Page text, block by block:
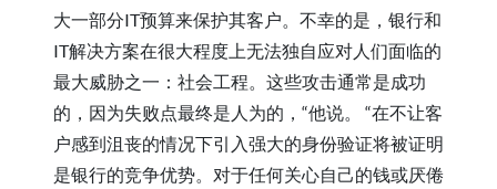
大一部分IT预算来保护其客户。不幸的是，银行和
IT解决方案在很大程度上无法独自应对人们面临的
最大威胁之一：社会工程。这些攻击通常是成功
的，因为失败点最终是人为的，“他说。 “在不让客
户感到沮丧的情况下引入强大的身份验证将被证明
是银行的竞争优势。对于任何关心自己的钱或厌倦